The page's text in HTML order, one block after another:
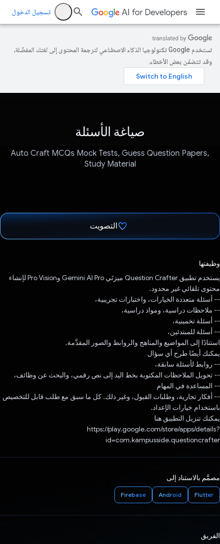
تسجيل الدخول
تستخدم Google تكنولوجيا الذكاء الاصطناعي لترجمة المحتوى إلى لغتك المفضّلة،
وقد تتضمّن بعض الأخطاء.
صياغة الأسئلة
Auto Craft MCQs Mock Tests, Guess Question Papers,
Study Material
التصويت
وظيفتها
يستخدم تطبيق Question Crafter ميزتَي Gemini AI Pro وPro Vision لإنشاء
محتوى تلقائي غير محدود.
-- أسئلة متعددة الخيارات، واختبارات تجريبية،
-- ملاحظات دراسية، ومواد دراسية،
-- أسئلة تخمينية،
-- أسئلة للمبتدئين،
استنادًا إلى المواضيع والمناهج والروابط والصور المقدَّمة.
يمكنك أيضًا طرح أي سؤال
-- روابط لأسئلة سابقة،
-- تحويل الملاحظات المكتوبة بخط اليد إلى نص رقمي، والبحث عن وظائف،
-- المساعدة في المهام
-- أفكار تجارية، وطلبات القبول، وغير ذلك. كل ما سبق مع طلب قابل للتخصيص
باستخدام خيارات الإعداد.
يمكنك تنزيل التطبيق هنا
https://play.google.com/store/apps/details?
id=com.kampusside.questioncrafter
مصمَّم بالاستناد إلى
Flutter
Android
Firebase
الفريق